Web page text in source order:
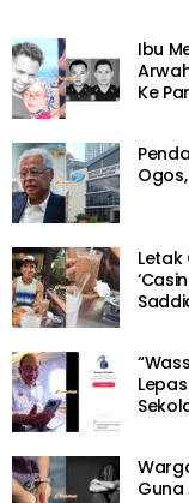
Ibu
Ke
Letak
Guna